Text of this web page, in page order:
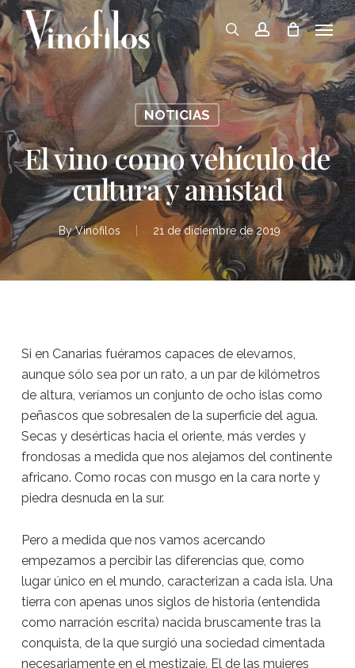
Skip
to
main
content
searchaccount
Menu
NOTICIAS
El vino como vehículo de
cultura y amistad
By Vinófilos 21 de diciembre de 2019
Si en Canarias fuéramos capaces de elevarnos,
aunque sólo sea por un rato, a un par de kilómetros
de altura, veríamos un conjunto de ocho islas como
peñascos que sobresalen de la superficie del agua.
Secas y desérticas hacia el oriente, más verdes y
frondosas a medida que nos alejamos del continente
africano. Como rocas con musgo en la cara norte y
piedra desnuda en la sur.
Pero a medida que nos vamos acercando
empezamos a percibir las diferencias que, como
lugar único en el mundo, caracterizan a cada isla. Una
tierra con apenas unos siglos de historia (entendida
como narración escrita) nacida bruscamente tras la
conquista, de la que surgió una sociedad cimentada
necesariamente en el mestizaje. El de las mujeres